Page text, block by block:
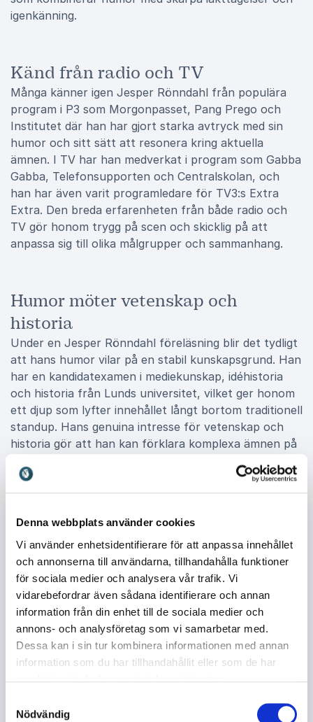
Denna webbplats använder cookies
Vi använder enhetsidentifierare för att anpassa innehållet
och annonserna till användarna, tillhandahålla funktioner
för sociala medier och analysera vår trafik. Vi
vidarebefordrar även sådana identifierare och annan
information från din enhet till de sociala medier och
annons- och analysföretag som vi samarbetar med.
Dessa kan i sin tur kombinera informationen med annan
information som du har tillhandahållit eller som de har
Nödvändig
igenkänning.
Känd från radio och TV
Många känner igen Jesper Rönndahl från populära
program i P3 som Morgonpasset, Pang Prego och
Institutet där han har gjort starka avtryck med sin
humor och sitt sätt att resonera kring aktuella
ämnen. I TV har han medverkat i program som Gabba
Gabba, Telefonsupporten och Centralskolan, och
han har även varit programledare för TV3:s Extra
Extra. Den breda erfarenheten från både radio och
TV gör honom trygg på scen och skicklig på att
anpassa sig till olika målgrupper och sammanhang.
Humor möter vetenskap och
historia
Under en Jesper Rönndahl föreläsning blir det tydligt
att hans humor vilar på en stabil kunskapsgrund. Han
har en kandidatexamen i mediekunskap, idéhistoria
och historia från Lunds universitet, vilket ger honom
ett djup som lyfter innehållet långt bortom traditionell
standup. Hans genuina intresse för vetenskap och
historia gör att han kan förklara komplexa ämnen på
publiken får skratta. Kombinationen av kunskap och
humor skapar en upplevelse som både inspirerar och
Framtid, skratt och nya perspektiv
Jesper Rönndahl har bland annat turnerat med
showen Hej framtiden där han levererar sin analys av
framtiden med både skärpa och humor. Här väver
han samman sina intressen för vetenskap, historia
och samhällsutveckling och bjuder publiken på nya
underhållning lyckas han skapa en dynamisk och